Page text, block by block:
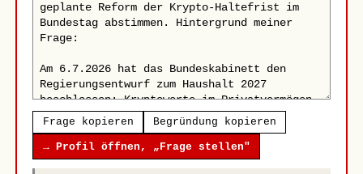
Frage kopieren Begründung kopieren
→ Profil öffnen, „Frage stellen"